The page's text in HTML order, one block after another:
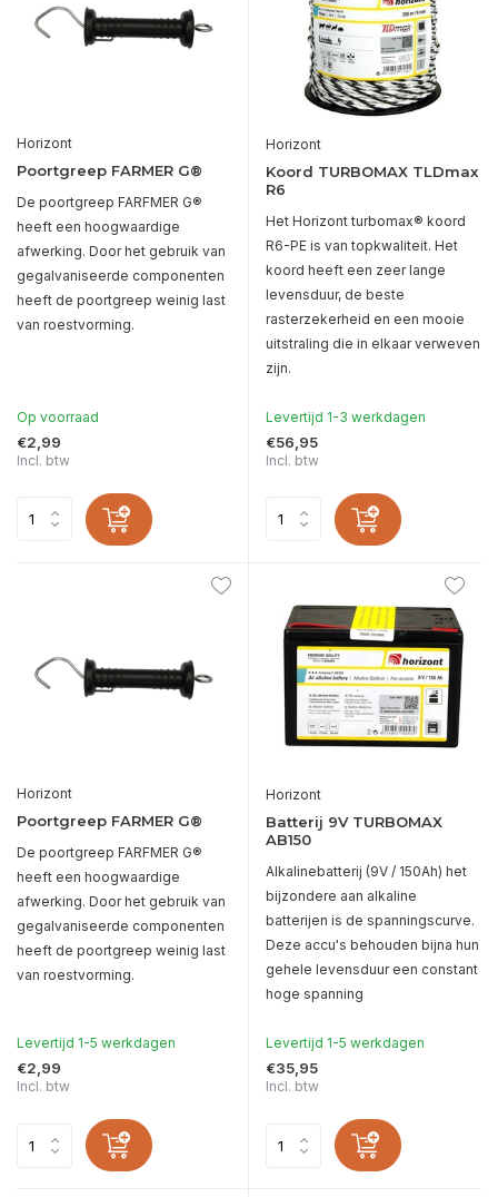
Horizont
Poortgreep FARMER G®
De poortgreep FARFMER G®
heeft een hoogwaardige
afwerking. Door het gebruik van
gegalvaniseerde componenten
heeft de poortgreep weinig last
van roestvorming.
Op voorraad
€2,99
Incl. btw
Horizont
Koord TURBOMAX TLDmax
R6
Het Horizont turbomax® koord
R6-PE is van topkwaliteit. Het
koord heeft een zeer lange
levensduur, de beste
rasterzekerheid en een mooie
uitstraling die in elkaar verweven
zijn.
Levertijd 1-3 werkdagen
€56,95
Incl. btw
Horizont
Poortgreep FARMER G®
De poortgreep FARFMER G®
heeft een hoogwaardige
afwerking. Door het gebruik van
gegalvaniseerde componenten
heeft de poortgreep weinig last
van roestvorming.
Levertijd 1-5 werkdagen
€2,99
Incl. btw
Horizont
Batterij 9V TURBOMAX
AB150
Alkalinebatterij (9V / 150Ah) het
bijzondere aan alkaline
batterijen is de spanningscurve.
Deze accu's behouden bijna hun
gehele levensduur een constant
hoge spanning
Levertijd 1-5 werkdagen
€35,95
Incl. btw